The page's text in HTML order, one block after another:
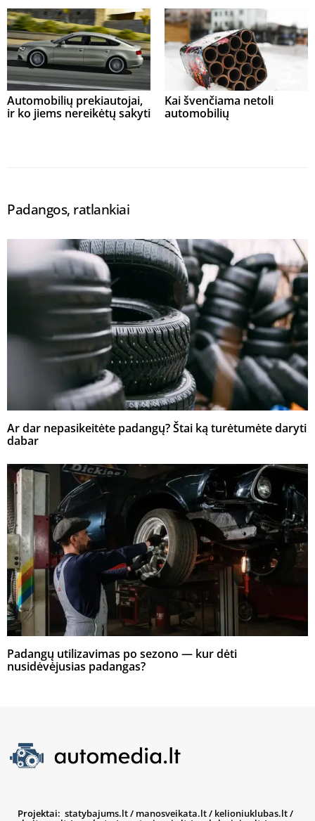
Automobilių prekiautojai,
ir ko jiems nereikėtų sakyti
Kai švenčiama netoli
automobilių
Padangos, ratlankiai
Ar dar nepasikeitėte padangų? Štai ką turėtumėte daryti
dabar
Padangų utilizavimas po sezono — kur dėti
nusidėvėjusias padangas?
Projektai: statybajums.lt/ manosveikata.lt/ kelioniuklubas.lt/